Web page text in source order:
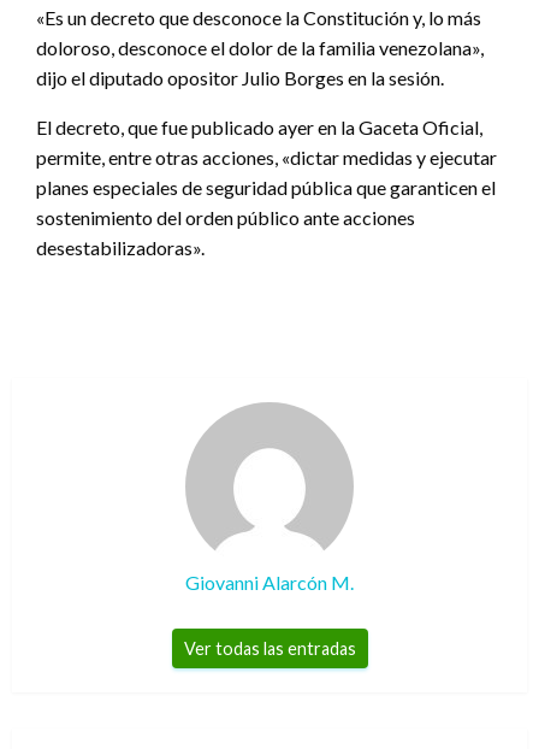
«Es un decreto que desconoce la Constitución y, lo más
doloroso, desconoce el dolor de la familia venezolana»,
dijo el diputado opositor Julio Borges en la sesión.
El decreto, que fue publicado ayer en la Gaceta Oficial,
permite, entre otras acciones, «dictar medidas y ejecutar
planes especiales de seguridad pública que garanticen el
sostenimiento del orden público ante acciones
desestabilizadoras».
Giovanni Alarcón M.
Ver todas las entradas